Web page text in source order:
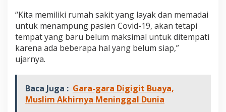
“Kita memiliki rumah sakit yang layak dan memadai
untuk menampung pasien Covid-19, akan tetapi
tempat yang baru belum maksimal untuk ditempati
karena ada beberapa hal yang belum siap,”
ujarnya.
Baca Juga : Gara-gara Digigit Buaya,
Muslim Akhirnya Meninggal Dunia